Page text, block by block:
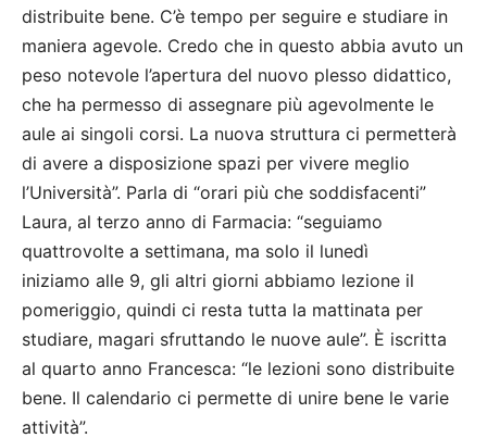
distribuite bene. C’è tempo per seguire e studiare in
maniera agevole. Credo che in questo abbia avuto un
peso notevole l’apertura del nuovo plesso didattico,
che ha permesso di assegnare più agevolmente le
aule ai singoli corsi. La nuova struttura ci permetterà
di avere a disposizione spazi per vivere meglio
l’Università”. Parla di “orari più che soddisfacenti”
Laura, al terzo anno di Farmacia: “seguiamo
quattrovolte a settimana, ma solo il lunedì
iniziamo alle 9, gli altri giorni abbiamo lezione il
pomeriggio, quindi ci resta tutta la mattinata per
studiare, magari sfruttando le nuove aule”. È iscritta
al quarto anno Francesca: “le lezioni sono distribuite
bene. Il calendario ci permette di unire bene le varie
attività”.